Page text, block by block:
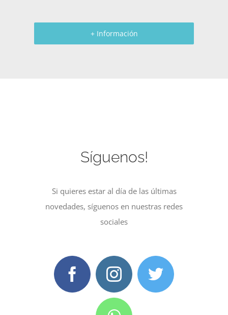
+ Información
Síguenos!
Si quieres estar al día de las últimas
novedades, síguenos en nuestras redes
sociales